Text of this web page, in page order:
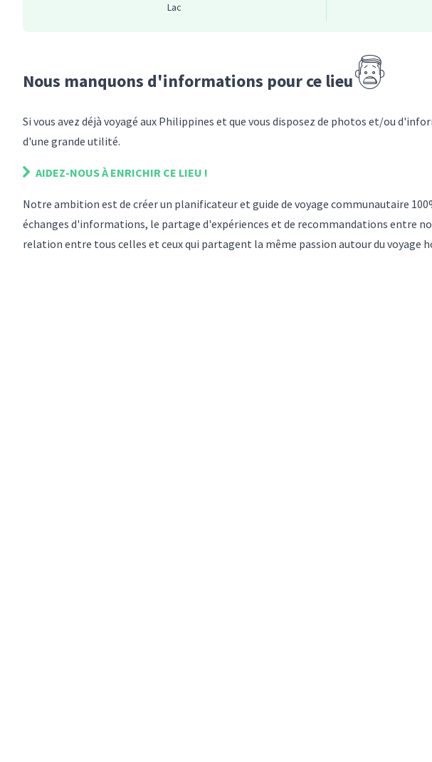
Lac
Nous manquons d'informations pource lieu
Si vous avez déjà voyagé aux Philippines et que vous disposez de photos et/ou
d'une grande utilité.
AIDEZ-NOUS À ENRICHIR CE LIEU !
Notre ambition est de créer un planificateur et guide de voyage communautaire
échanges d'informations, le partage d'expériences et de recommandations entre
relation entre tous celles et ceux qui partagent la même passion autour du voyage